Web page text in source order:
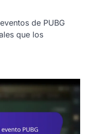
de PUBG
que los